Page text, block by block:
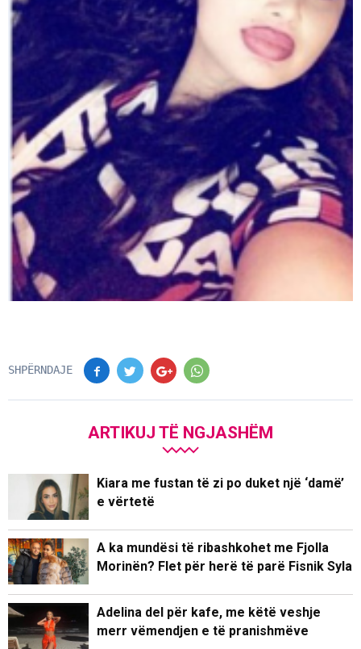
SHPËRNDAJE
ARTIKUJ TË NGJASHËM
Kiara me fustan të zi po duket një ‘damë’
e vërtetë
A ka mundësi të ribashkohet me Fjolla
Morinën? Flet për herë të parë Fisnik Syla
Adelina del për kafe, me këtë veshje
merr vëmendjen e të pranishmëve